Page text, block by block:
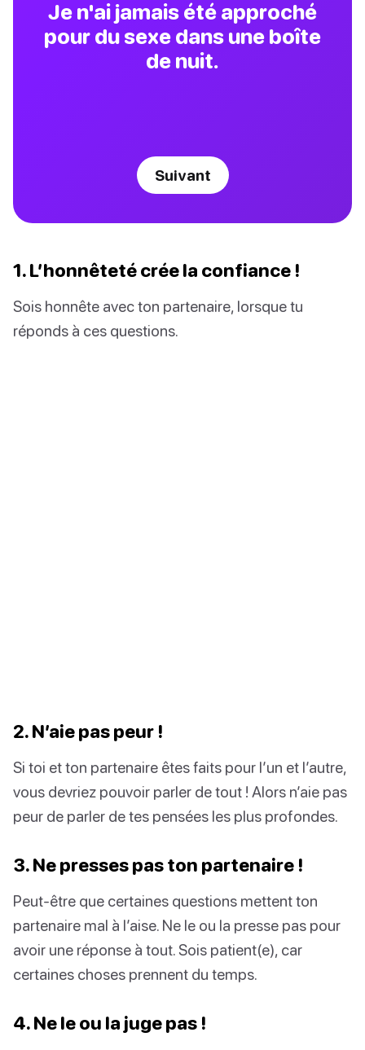
Je n'ai jamais été approché
pour du sexe dans une boîte
de nuit.
Suivant
1. L’honnêteté crée la confiance !
Sois honnête avec ton partenaire, lorsque tu
réponds à ces questions.
2. N’aie pas peur !
Si toi et ton partenaire êtes faits pour l’un et l’autre,
vous devriez pouvoir parler de tout ! Alors n’aie pas
peur de parler de tes pensées les plus profondes.
3. Ne presses pas ton partenaire !
Peut-être que certaines questions mettent ton
partenaire mal à l’aise. Ne le ou la presse pas pour
avoir une réponse à tout. Sois patient(e), car
certaines choses prennent du temps.
4. Ne le ou la juge pas !